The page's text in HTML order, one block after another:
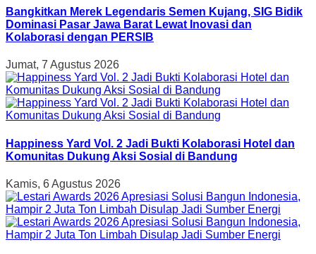
Bangkitkan Merek Legendaris Semen Kujang, SIG Bidik
Dominasi Pasar Jawa Barat Lewat Inovasi dan
Kolaborasi dengan PERSIB
Jumat, 7 Agustus 2026
Happiness Yard Vol. 2 Jadi Bukti Kolaborasi Hotel dan
Komunitas Dukung Aksi Sosial di Bandung
Kamis, 6 Agustus 2026